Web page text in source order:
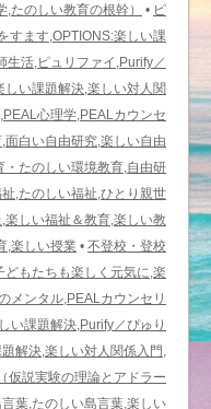
たのしい教育の根幹） • ピ
すます,OPTIONS:楽しい課
生活,ピュリファイ,Purify／
い課題解決,楽しい対人関
心理学,PEALカウンセ
面白い自由研究,楽しい自由
たのしい環境教育,自由研
,たのしい福祉,ひとり親世
楽しい福祉＆教育,楽しい教
,楽しい授業 • 不登校・登校
もたちも楽しく元気に,楽
メンタル,PEALカウンセリ
い課題解決,Purify／ぴゅり
解決,楽しい対人関係入門,
仮説実験の理論とアドラー
葉,たのしい島言葉,楽しい